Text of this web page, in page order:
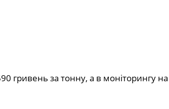
гривень за тонну, а в моніторингу